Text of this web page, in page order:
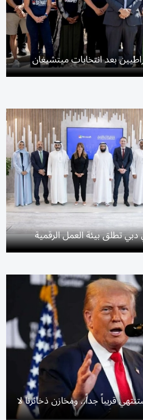
بعد انتخابات ميتشيغان
دبي تطلق بيئة العمل الرقمية
قريباً جداً.. ومخازن ذخائرنا لا